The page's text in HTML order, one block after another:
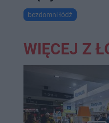
bezdomni łódź
WIĘCEJ Z